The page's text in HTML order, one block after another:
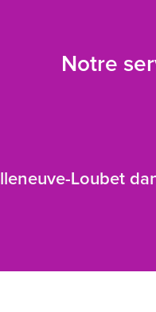
Notre
Loubet